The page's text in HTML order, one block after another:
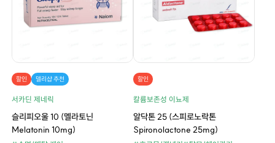
할인 델리샵 추천
서카딘 제네릭
슬리피오울 10 (멜라토닌
Melatonin 10mg)
할인
칼륨보존성 이뇨제
알닥톤 25 (스피로노락톤
Spironolactone 25mg)